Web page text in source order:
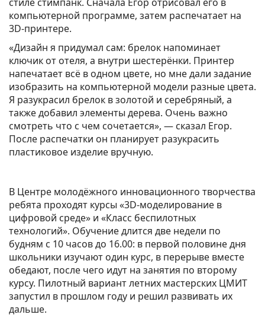
компьютерной программе, затем распечатает на
3D-принтере.
«Дизайн я придумал сам: брелок напоминает
ключик от отеля, а внутри шестерёнки. Принтер
напечатает всё в одном цвете, но мне дали задание
изобразить на компьютерной модели разные цвета.
Я разукрасил брелок в золотой и серебряный, а
также добавил элементы дерева. Очень важно
смотреть что с чем сочетается», — сказал Егор.
После распечатки он планирует разукрасить
пластиковое изделие вручную.
В Центре молодёжного инновационного творчества
ребята проходят курсы «3D-моделирование в
цифровой среде» и «Класс беспилотных
технологий». Обучение длится две недели по
будням с 10 часов до 16.00: в первой половине дня
школьники изучают один курс, в перерыве вместе
обедают, после чего идут на занятия по второму
курсу. Пилотный вариант летних мастерских ЦМИТ
запустил в прошлом году и решил развивать их
дальше.